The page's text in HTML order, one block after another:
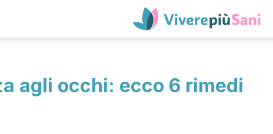
agli occhi: ecco 6 rimedi